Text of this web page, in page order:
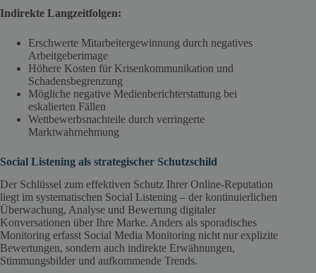
Indirekte Langzeitfolgen:
Erschwerte Mitarbeitergewinnung durch negatives
Arbeitgeberimage
Höhere Kosten für Krisenkommunikation und
Schadensbegrenzung
Mögliche negative Medienberichterstattung bei
eskalierten Fällen
Wettbewerbsnachteile durch verringerte
Marktwahrnehmung
Social Listening als strategischer Schutzschild
Der Schlüssel zum effektiven Schutz Ihrer Online-Reputation
liegt im systematischen Social Listening – der kontinuierlichen
Überwachung, Analyse und Bewertung digitaler
Konversationen über Ihre Marke. Anders als sporadisches
Monitoring erfasst Social Media Monitoring nicht nur explizite
Bewertungen, sondern auch indirekte Erwähnungen,
Stimmungsbilder und aufkommende Trends.